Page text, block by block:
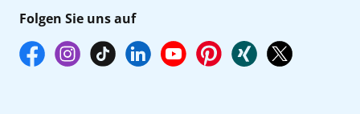
Folgen Sie uns auf